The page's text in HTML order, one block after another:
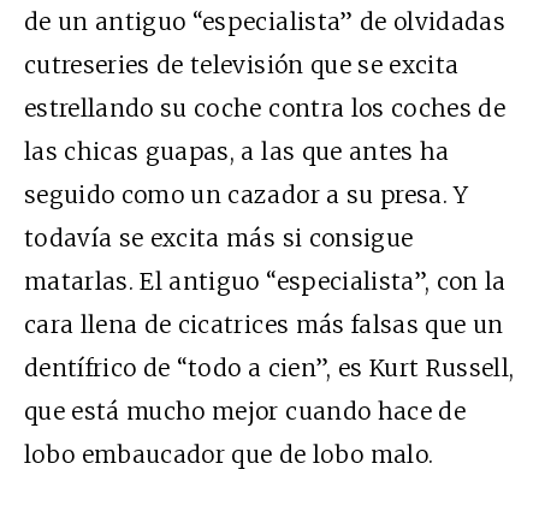
de un antiguo “especialista” de olvidadas
cutreseries de televisión que se excita
estrellando su coche contra los coches de
las chicas guapas, a las que antes ha
seguido como un cazador a su presa. Y
todavía se excita más si consigue
matarlas. El antiguo “especialista”, con la
cara llena de cicatrices más falsas que un
dentífrico de “todo a cien”, es Kurt Russell,
que está mucho mejor cuando hace de
lobo embaucador que de lobo malo.